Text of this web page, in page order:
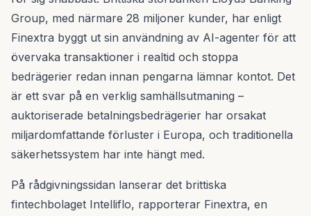
Group, med närmare 28 miljoner kunder, har enligt
Finextra byggt ut sin användning av AI-agenter för att
övervaka transaktioner i realtid och stoppa
bedrägerier redan innan pengarna lämnar kontot. Det
är ett svar på en verklig samhällsutmaning –
auktoriserade betalningsbedrägerier har orsakat
miljardomfattande förluster i Europa, och traditionella
säkerhetssystem har inte hängt med.
På rådgivningssidan lanserar det brittiska
fintechbolaget Intelliflo, rapporterar Finextra, en